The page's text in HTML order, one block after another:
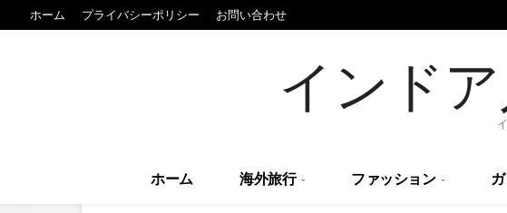
ホーム プライバシーポリシー お問い合わせ
インド
ホーム 海外旅行 ファッション